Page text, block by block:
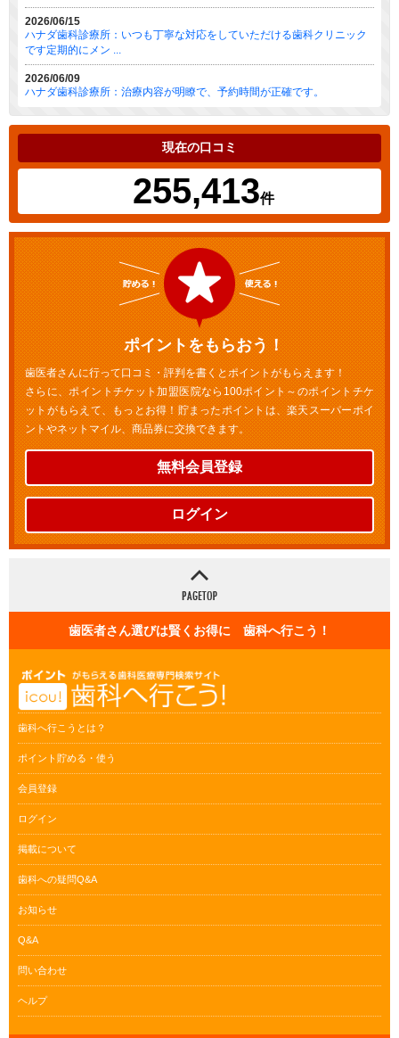
2026/06/15
ハナダ歯科診療所：いつも丁寧な対応をしていただける歯科クリニック
です定期的にメン ...
2026/06/09
ハナダ歯科診療所：治療内容が明瞭で、予約時間が正確です。
現在の口コミ
255,413件
ポイントをもらおう！
歯医者さんに行って口コミ・評判を書くとポイントがもらえます！
さらに、ポイントチケット加盟医院なら100ポイント～のポイントチケ
ットがもらえて、もっとお得！貯まったポイントは、楽天スーパーポイ
ントやネットマイル、商品券に交換できます。
無料会員登録
ログイン
歯医者さん選びは賢くお得に 歯科へ行こう！
歯科へ行こうとは？
ポイント貯める・使う
会員登録
ログイン
掲載について
歯科への疑問Q&A
お知らせ
Q&A
問い合わせ
ヘルプ